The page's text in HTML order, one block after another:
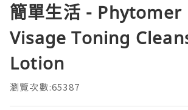
簡單生活 - Phytomer
Visage Toning
Lotion
瀏覽次數:65387